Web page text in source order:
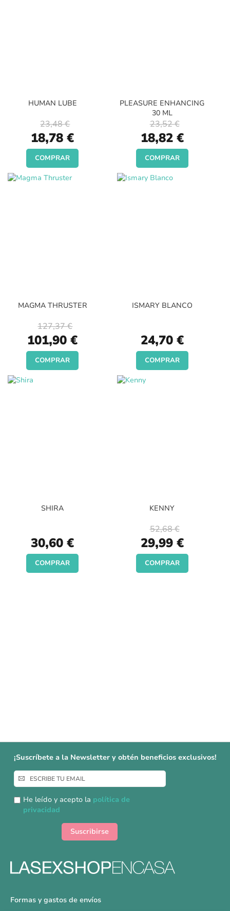
HUMAN LUBE
Special
Price
18,78 €
23,48 €
COMPRAR
PLEASURE ENHANCING
30 ML
Special
Price
18,82 €
23,52 €
COMPRAR
MAGMA THRUSTER
Special
Price
101,90 €
127,37 €
COMPRAR
ISMARY BLANCO
24,70 €
COMPRAR
SHIRA
30,60 €
COMPRAR
KENNY
Special
Price
29,99 €
52,68 €
COMPRAR
¡Suscríbete a la Newsletter y obtén beneficios exclusivos!
Inscríbase
a
nuestro
boletín
He leído y acepto la política de
privacidad
Suscribirse
Formas y gastos de envíos